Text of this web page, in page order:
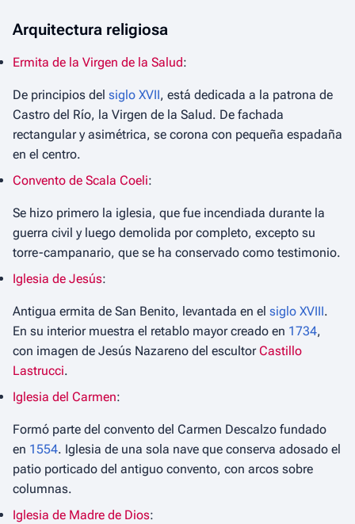
Arquitectura religiosa
Ermita de la Virgen de la Salud:
De principios del siglo XVII, está dedicada a la patrona de
Castro del Río, la Virgen de la Salud. De fachada
rectangular y asimétrica, se corona con pequeña espadaña
en el centro.
Convento de Scala Coeli:
Se hizo primero la iglesia, que fue incendiada durante la
guerra civil y luego demolida por completo, excepto su
torre-campanario, que se ha conservado como testimonio.
Iglesia de Jesús:
Antigua ermita de San Benito, levantada en el siglo XVIII.
En su interior muestra el retablo mayor creado en 1734,
con imagen de Jesús Nazareno del escultorCastillo
Lastrucci.
Iglesia del Carmen:
Formó parte del convento del Carmen Descalzo fundado
en 1554. Iglesia de una sola nave que conserva adosado el
patio porticado del antiguo convento, con arcos sobre
columnas.
Iglesia de Madre de Dios: